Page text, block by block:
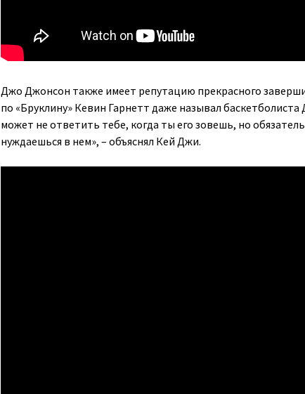
Джо Джонсон также имеет репутацию прекрасного
по «Бруклину» Кевин Гарнетт даже называл
может не ответить тебе, когда ты его зовешь, но
нуждаешься в нем», – объяснял Кей Джи.